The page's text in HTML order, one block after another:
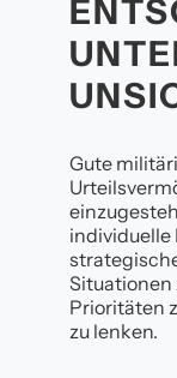
Gute
individuelle
Situationen
Prioritäten
zu lenken.